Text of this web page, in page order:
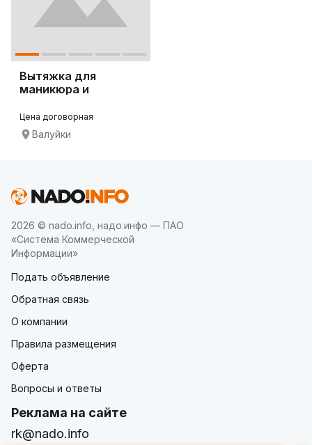
Вытяжка для
маникюра и
Alize
Цена договорная
Валуйки
2026 © nado.info, надо.инфо — ПАО
«Система Коммерческой
Информации»
Подать объявление
Обратная связь
О компании
Правила размещения
Оферта
Вопросы и ответы
Реклама на сайте
rk@nado.info